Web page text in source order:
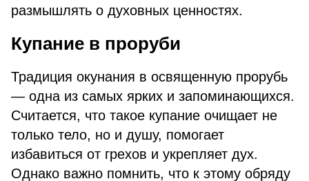
размышлять о духовных ценностях.
Купание в проруби
Традиция окунания в освященную прорубь
— одна из самых ярких и запоминающихся.
Считается, что такое купание очищает не
только тело, но и душу, помогает
избавиться от грехов и укрепляет дух.
Однако важно помнить, что к этому обряду